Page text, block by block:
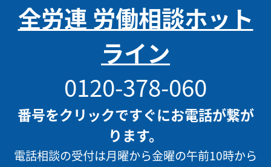
全労連 労働相談ホット
ライン
0120-378-060
番号をクリックですぐにお電話が繋が
ります。
電話相談の受付は月曜から金曜の午前10時から